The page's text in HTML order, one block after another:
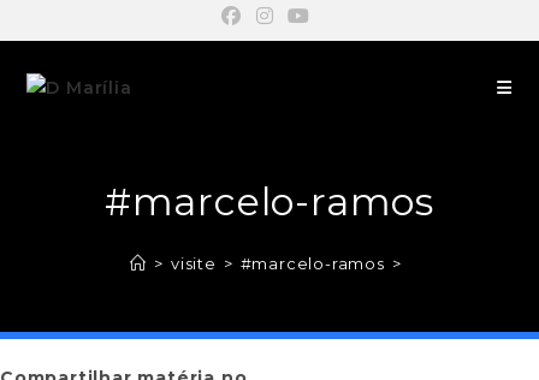
#marcelo-ramos
> visite > #marcelo-ramos >